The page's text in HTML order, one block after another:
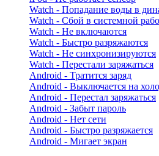
Watch - Попадание воды в
Watch - Сбой в системной
Watch - Не включаются
Watch - Быстро разряжаются
Watch - Не синхронизируются
Watch - Перестали заряжаться
Android - Тратится заряд
Android - Выключается на
Android - Перестал заряжаться
Android - Забыт пароль
Android - Нет сети
Android - Быстро разряжается
Android - Мигает экран